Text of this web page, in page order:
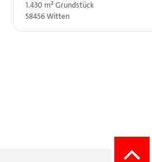
1.430 m² Grundstück
58456 Witten